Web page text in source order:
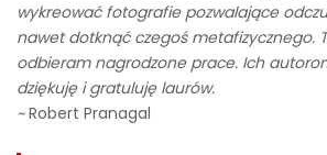
wykreować fotografie pozwalające
nawet dotknąć czegoś metafizycznego.
odbieram nagrodzone prace. Ich
dziękuję i gratuluję laurów.
~Robert Pranagal